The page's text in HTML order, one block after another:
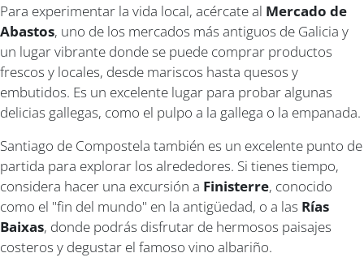
Para experimentar la vida local, acércate al Mercado de
Abastos, uno de los mercados más antiguos de Galicia y
un lugar vibrante donde se puede comprar productos
frescos y locales, desde mariscos hasta quesos y
embutidos. Es un excelente lugar para probar algunas
delicias gallegas, como el pulpo a la gallega o la empanada.
Santiago de Compostela también es un excelente punto de
partida para explorar los alrededores. Si tienes tiempo,
considera hacer una excursión a Finisterre, conocido
como el "fin del mundo" en la antigüedad, o a las Rías
Baixas, donde podrás disfrutar de hermosos paisajes
costeros y degustar el famoso vino albariño.